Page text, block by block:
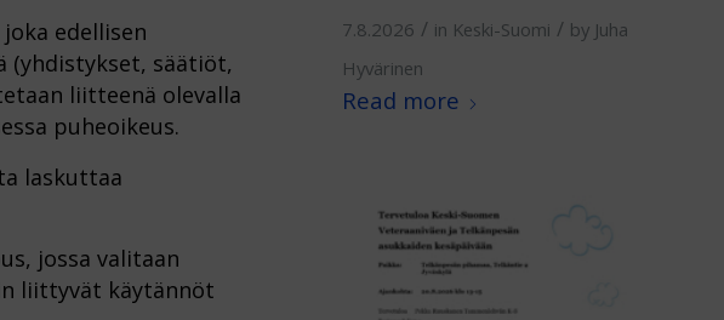
edellisen
(yhdistykset, säätiöt,
liitteenä olevalla
puheoikeus.
laskuttaa
jossa valitaan
liittyvät käytännöt
7.8.2026 / in Keski-Suomi / by Juha
Hyvärinen
Read more